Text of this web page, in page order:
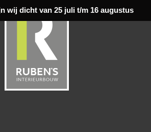
wij dicht van 25 juli t/m 16 augustus